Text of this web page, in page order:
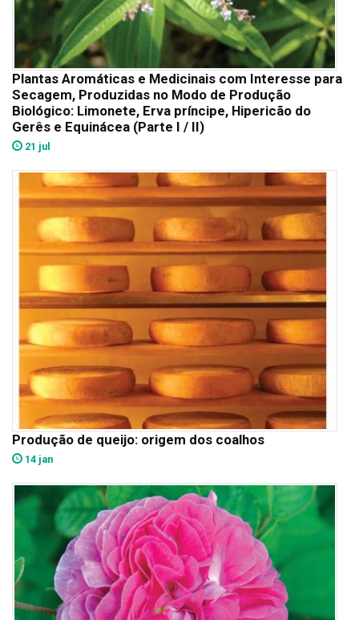
Plantas Aromáticas e Medicinais com Interesse para
Secagem, Produzidas no Modo de Produção
Biológico: Limonete, Erva príncipe, Hipericão do
Gerês e Equinácea (Parte I / II)
21 jul
Produção de queijo: origem dos coalhos
14 jan